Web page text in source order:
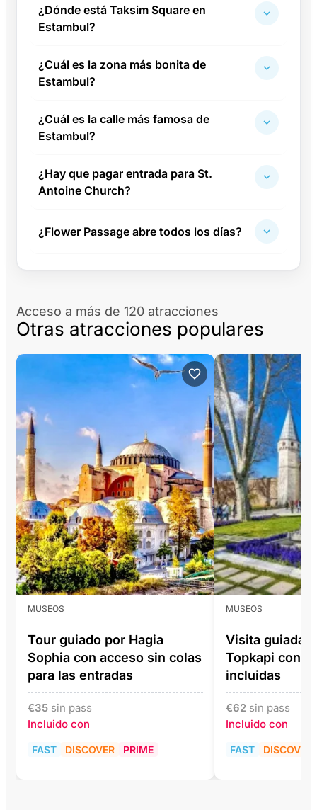
¿Dónde está Taksim Square en
Estambul?
¿Cuál es la zona más bonita de
Estambul?
¿Cuál es la calle más famosa de
Estambul?
¿Hay que pagar entrada para St.
Antoine Church?
¿Flower Passage abre todos los días?
Acceso a más de 120 atracciones
Otras atracciones populares
MUSEOS
Tour guiado por Hagia
Sophia con acceso sin colas
para las entradas
€35 sin pass
Incluido con
FAST DISCOVER PRIME
MUSEOS
Visita guiada
Topkapi con
incluidas
€62 sin pass
Incluido con
FAST DISCOVER